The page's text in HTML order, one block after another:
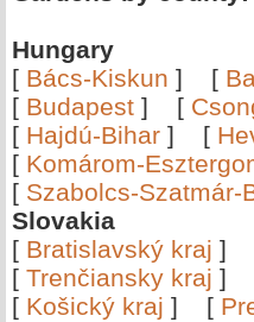
Hungary
[ Bács-Kiskun ] [
[ Budapest ] [
[ Hajdú-Bihar ] [
[ Komárom-
[ Szabolcs-Szatmár-
Slovakia
[ Bratislavský kraj ]
[ Trenčiansky kraj ]
[ Košický kraj ] [